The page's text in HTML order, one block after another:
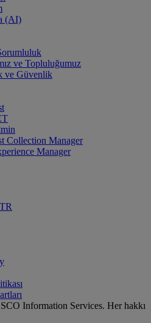
(AI)
ve Topluluğumuz
ve Güvenlik
Collection Manager
Manager
Information Services. Her hakkı